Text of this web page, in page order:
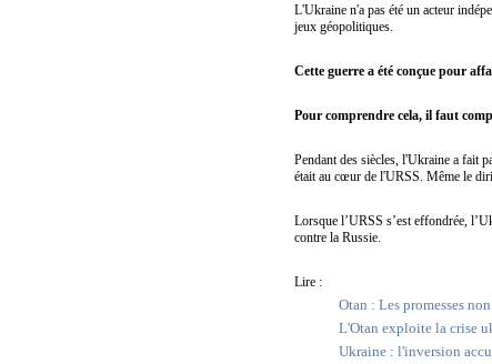
L'Ukraine n'a pas été un acteur
jeux géopolitiques.
Cette guerre a été conçue pour
Pour comprendre cela, il faut
Pendant des siècles, l'Ukraine a fait
était au cœur de l'URSS. Même le
Lorsque l’URSS s’est effondrée,
contre la Russie.
Lire :
Otan : Les promesses
L'Otan exploite la crise
Ukraine : l'inversion